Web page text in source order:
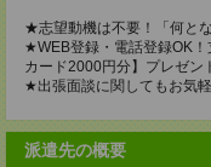
★志望動機は不要！「何と
★WEB登録・電話登録OK
カード2000円分】プレゼン
★出張面談に関してもお気軽
派遣先の概要